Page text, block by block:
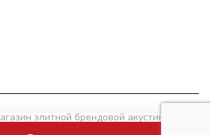
элитной брендовой акустики